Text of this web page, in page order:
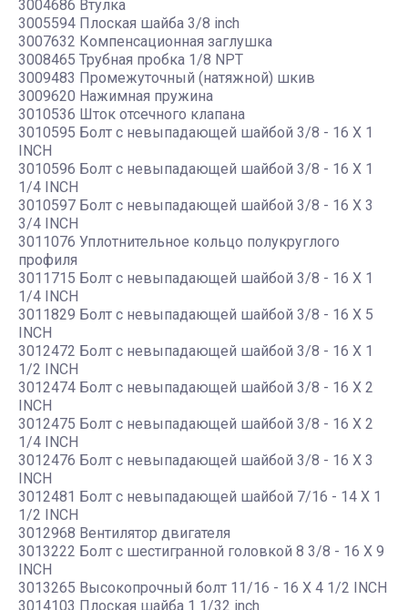
3004686 Втулка
3005594 Плоская шайба 3/8 inch
3007632 Компенсационная заглушка
3008465 Трубная пробка 1/8 NPT
3009483 Промежуточный (натяжной) шкив
3009620 Нажимная пружина
3010536 Шток отсечного клапана
3010595 Болт с невыпадающей шайбой 3/8 - 16 X 1
INCH
3010596 Болт с невыпадающей шайбой 3/8 - 16 X 1
1/4 INCH
3010597 Болт с невыпадающей шайбой 3/8 - 16 X 3
3/4 INCH
3011076 Уплотнительное кольцо полукруглого
профиля
3011715 Болт с невыпадающей шайбой 3/8 - 16 X 1
1/4 INCH
3011829 Болт с невыпадающей шайбой 3/8 - 16 X 5
INCH
3012472 Болт с невыпадающей шайбой 3/8 - 16 X 1
1/2 INCH
3012474 Болт с невыпадающей шайбой 3/8 - 16 X 2
INCH
3012475 Болт с невыпадающей шайбой 3/8 - 16 X 2
1/4 INCH
3012476 Болт с невыпадающей шайбой 3/8 - 16 X 3
INCH
3012481 Болт с невыпадающей шайбой 7/16 - 14 X 1
1/2 INCH
3012968 Вентилятор двигателя
3013222 Болт с шестигранной головкой 8 3/8 - 16 X 9
INCH
3013265 Высокопрочный болт 11/16 - 16 X 4 1/2 INCH
3014103 Плоская шайба 1 1/32 inch